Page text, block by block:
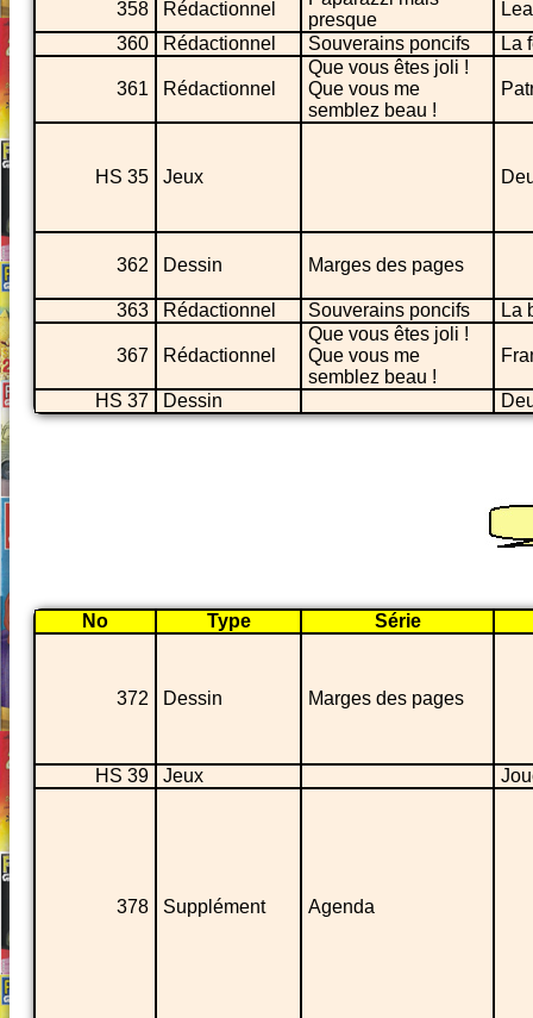
358 Rédactionnel
presque
360
Rédactionnel Souverains poncifs La
361 Rédactionnel
Que vous êtes joli !
Que vous me
semblez beau !
HS 35 Jeux
362 Dessin Marges des pages
363 Rédactionnel Souverains poncifs La
367 Rédactionnel
Que vous êtes joli !
Que vous me
semblez beau !
HS 37 Dessin
No Type Série
372 Dessin Marges des pages
HS 39 Jeux
378 Supplément Agenda